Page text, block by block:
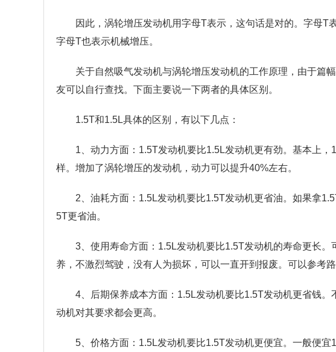
因此，涡轮增压发动机用字母T表示，这句话是对的。字母T
字母T也表示机械增压。
关于自然吸气发动机与涡轮增压发动机的工作原理，由于篇
友可以自行查找。下面主要说一下两者的具体区别。
1.5T和1.5L具体的区别，有以下几点：
1、动力方面：1.5T发动机要比1.5L发动机更有劲。基本上
样。增加了涡轮增压的发动机，动力可以提升40%左右。
2、油耗方面：1.5L发动机要比1.5T发动机更省油。如果拿
5T更省油。
3、使用寿命方面：1.5L发动机要比1.5T发动机的寿命更长
养，不激烈驾驶，没有人为损坏，可以一直开到报废。可以参考路
4、后期保养成本方面：1.5L发动机要比1.5T发动机更省钱
动机对其要求都会更高。
5、价格方面：1.5L发动机要比1.5T发动机更便宜。一般便宜1